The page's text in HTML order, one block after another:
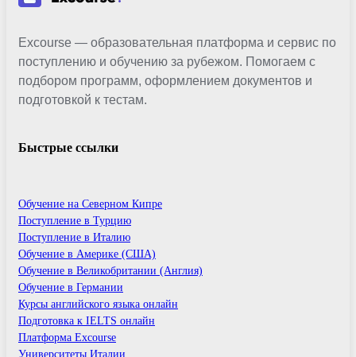
Excourse — образовательная платформа и сервис по
поступлению и обучению за рубежом. Помогаем с
подбором программ, оформлением документов и
подготовкой к тестам.
Быстрые ссылки
Обучение на Северном Кипре
Поступление в Турцию
Поступление в Италию
Обучение в Америке (США)
Обучение в Великобритании (Англия)
Обучение в Германии
Курсы английского языка онлайн
Подготовка к IELTS онлайн
Платформа Excourse
Университеты Италии